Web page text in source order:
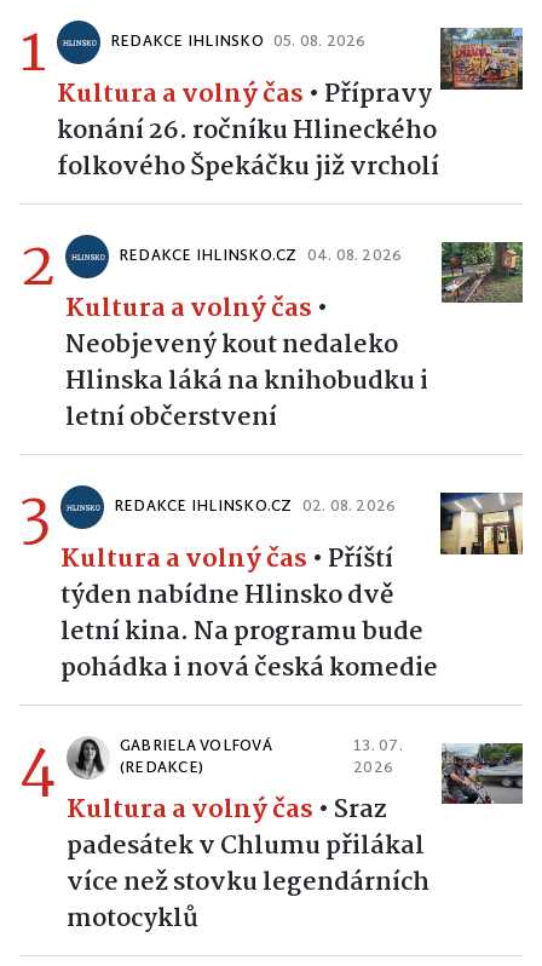
1 REDAKCE IHLINSKO 05. 08. 2026
Kultura a volný čas • Přípravy
konání 26. ročníku Hlineckého
folkového Špekáčku již vrcholí
2 REDAKCE IHLINSKO.CZ 04. 08. 2026
Kultura a volný čas •
Neobjevený kout nedaleko
Hlinska láká na knihobudku i
letní občerstvení
3 REDAKCE IHLINSKO.CZ 02. 08. 2026
Kultura a volný čas • Příští
týden nabídne Hlinsko dvě
letní kina. Na programu bude
pohádka i nová česká komedie
4
GABRIELA VOLFOVÁ
(REDAKCE)
13. 07.
2026
Kultura a volný čas • Sraz
padesátek v Chlumu přilákal
více než stovku legendárních
motocyklů